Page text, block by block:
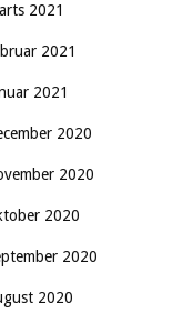
2021
2021
2021
2020
2020
2020
2020
2020